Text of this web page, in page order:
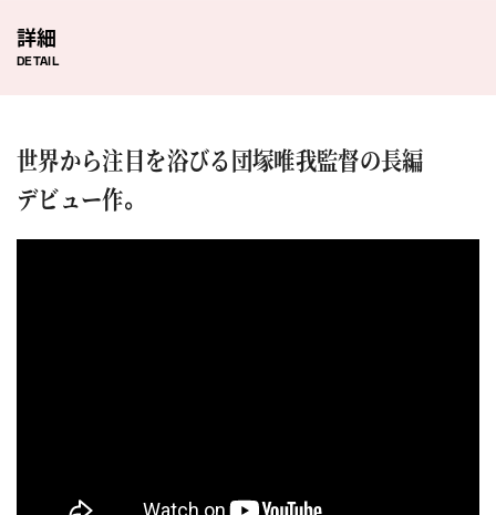
詳細
DETAIL
世界から注目を浴びる団塚唯我監督の長編
デビュー作。